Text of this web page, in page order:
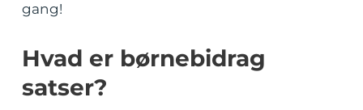
gang!
Hvad er børnebidrag
satser?